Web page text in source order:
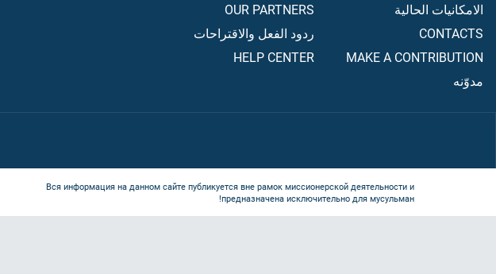
الامكانيات الحالية
CONTACTS
MAKE A CONTRIBUTION
مدوّنه
OUR PARTNERS
ردود الفعل والاقتراحات
HELP CENTER
Вся информация на данном сайте публикуется вне рамок миссионерской деятельности и
предназначена исключительно для мусульман!